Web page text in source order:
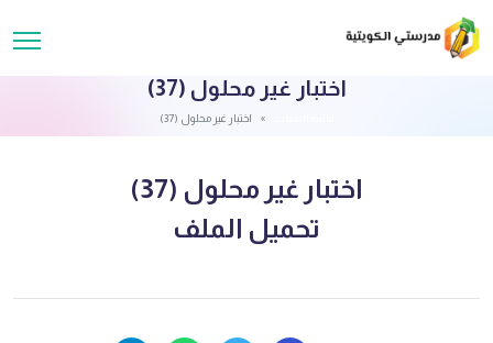
اختبار غير محلول (37)
اختبار غير محلول (37)
اختبار غير محلول (37)
تحميل الملف